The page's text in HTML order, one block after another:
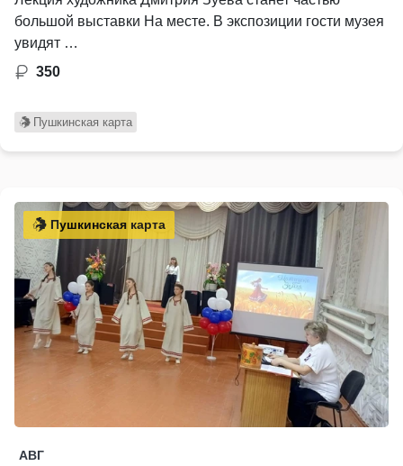
большой выставки На месте. В экспозиции гости музея
увидят …
350
Пушкинская карта
Пушкинская карта
АВГ